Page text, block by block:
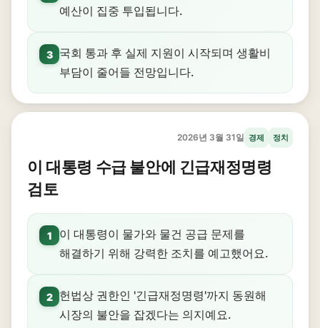
예산이 집중 투입됩니다.
3
국회 통과 후 실제 지원이 시작되며 생활비
부담이 줄어들 전망입니다.
2026년 3월 31일 경제 정치
이 대통령 수급 불안에 긴급재정명령
검토
1
이 대통령이 물가와 물건 공급 문제를
해결하기 위해 강력한 조치를 예고했어요.
2
헌법상 권한인 '긴급재정명령'까지 동원해
시장의 불안을 잡겠다는 의지예요.